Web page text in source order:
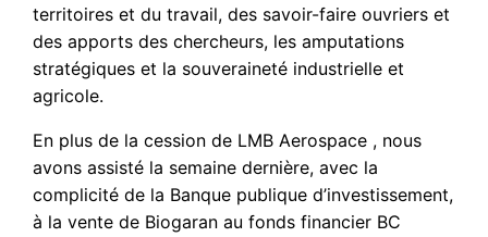
territoires et du travail, des savoir-faire ouvriers et
des apports des chercheurs, les amputations
stratégiques et la souveraineté industrielle et
agricole.
En plus de la cession de LMB Aerospace , nous
avons assisté la semaine dernière, avec la
complicité de la Banque publique d’investissement,
à la vente de Biogaran au fonds financier BC